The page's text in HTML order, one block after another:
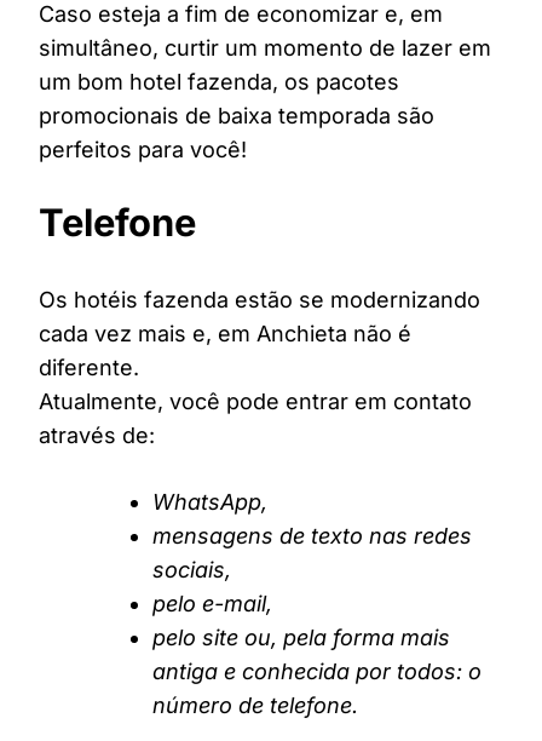
Caso esteja a fim de economizar e, em
simultâneo, curtir um momento de lazer em
um bom hotel fazenda, os pacotes
promocionais de baixa temporada são
perfeitos para você!
Telefone
Os hotéis fazenda estão se modernizando
cada vez mais e, em Anchieta não é
diferente.
Atualmente, você pode entrar em contato
através de:
WhatsApp,
mensagens de texto nas redes
sociais,
pelo e-mail,
pelo site ou, pela forma mais
antiga e conhecida por todos: o
número de telefone.